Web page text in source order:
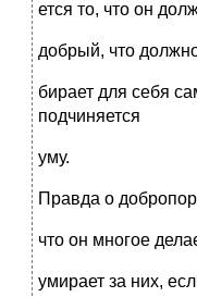
ется то, что он
добрый, что
бирает для себя
подчиняется
уму.
Правда о
что он многое
умирает за них,